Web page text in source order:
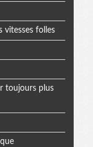
vitesses folles
toujours plus